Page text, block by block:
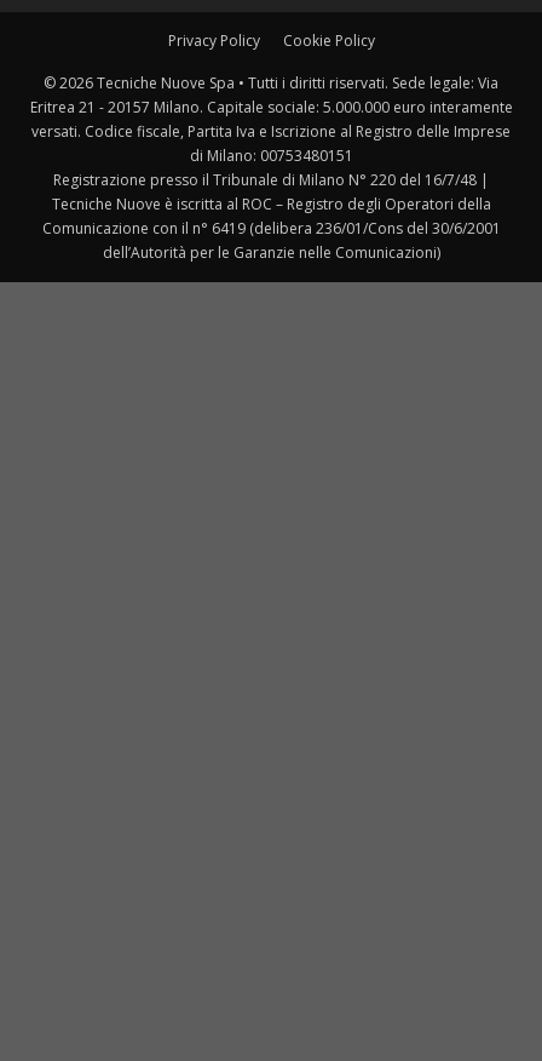
Privacy Policy Cookie Policy
© 2026 Tecniche Nuove Spa • Tutti i diritti riservati. Sede legale: Via
Eritrea 21 - 20157 Milano. Capitale sociale: 5.000.000 euro interamente
versati. Codice fiscale, Partita Iva e Iscrizione al Registro delle Imprese
di Milano: 00753480151
Registrazione presso il Tribunale di Milano N° 220 del 16/7/48 |
Tecniche Nuove è iscritta al ROC – Registro degli Operatori della
Comunicazione con il n° 6419 (delibera 236/01/Cons del 30/6/2001
dell’Autorità per le Garanzie nelle Comunicazioni)